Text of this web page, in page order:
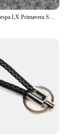
Per Piaggio Vespa LX Primavera Sprint GTV GTS Super 50 150 250 300 300ie 946 accessori per Scooter emblema anteriore Horncover